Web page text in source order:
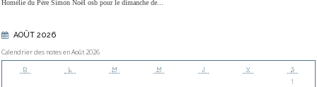
Homélie du Père Simon Noël osb pour le dimanche de...
AOÛT 2026
Calendrier des notes en Août 2026
D L M M J V S
1